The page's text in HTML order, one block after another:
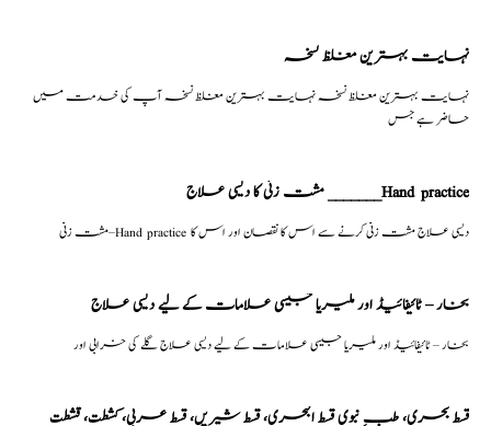
نہایت بہترین مغلظ نسخہ
نہایت بہترین مغلظ نسخہ نہایت بہترین مغلظ نسخہ آپ کی خدمت میں
حاضر ہے جس
مشت زنی کا دیسی علاج _______Hand practice
مشت زنی–Hand practice دیسی علاج مشت زنی کرنے سے اس کا نقصان اور اس کا
بخار – ٹائیفائیڈ اور ملیریا جیسی علامات کے لیے دیسی علاج
بخار – ٹائیفائیڈ اور ملیریا جیسی علامات کے لیے دیسی علاج گلے کی خرابی اور
قسط بحری، طبِ نبوی قسط البحری، قسط شیریں، قسط عربی، كشطت، قشطت